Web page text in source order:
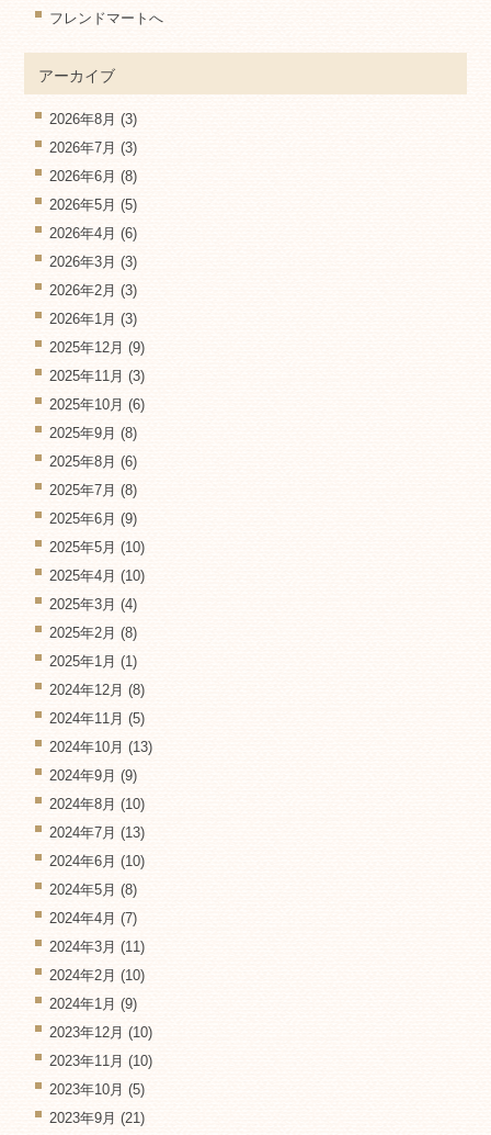
フレンドマートへ
アーカイブ
2026年8月 (3)
2026年7月 (3)
2026年6月 (8)
2026年5月 (5)
2026年4月 (6)
2026年3月 (3)
2026年2月 (3)
2026年1月 (3)
2025年12月 (9)
2025年11月 (3)
2025年10月 (6)
2025年9月 (8)
2025年8月 (6)
2025年7月 (8)
2025年6月 (9)
2025年5月 (10)
2025年4月 (10)
2025年3月 (4)
2025年2月 (8)
2025年1月 (1)
2024年12月 (8)
2024年11月 (5)
2024年10月 (13)
2024年9月 (9)
2024年8月 (10)
2024年7月 (13)
2024年6月 (10)
2024年5月 (8)
2024年4月 (7)
2024年3月 (11)
2024年2月 (10)
2024年1月 (9)
2023年12月 (10)
2023年11月 (10)
2023年10月 (5)
2023年9月 (21)